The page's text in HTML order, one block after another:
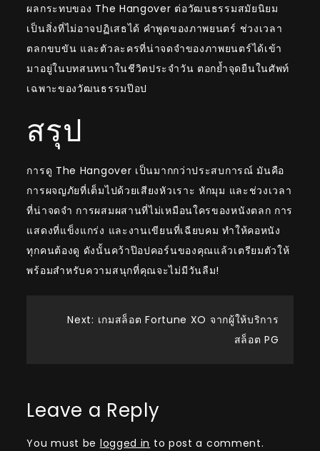
ผลกระทบของ The Hangover ต่อวัฒนธรรมสมัยนิยม
เป็นสิ่งที่ไม่อาจปฏิเสธได้ คำพูดของภาพยนตร์ ช่วงเวลา
ตลกขบขัน และตัวละครที่น่าจดจำของภาพยนตร์ได้เข้า
มาอยู่ในบทสนทนาในชีวิตประจำวัน ตอกย้ำจุดยืนในศัพท์
เฉพาะของวัฒนธรรมป๊อป
สรุป
การดู The Hangover เป็นมากกว่าประสบการณ์ มันคือ
การผจญภัยที่เต็มไปด้วยเสียงหัวเราะ หักมุม และช่วงเวลา
ที่น่าจดจำ การผสมผสานที่ไม่เหมือนใครของหนังตลก การ
แสดงที่แข็งแกร่ง และงานเขียนที่เฉียบคม ทำให้คอหนัง
ทุกคนต้องดู ดังนั้นคว้าป๊อปคอร์นของคุณแล้วเตรียมตัวให้
พร้อมสำหรับความสนุกที่คุณจะไม่มีวันลืม!
Post
Next: เกมสล็อต Fortune XO จากผู้ให้บริการ
สล็อต PG
Leave a Reply
You must be logged in to post a comment.